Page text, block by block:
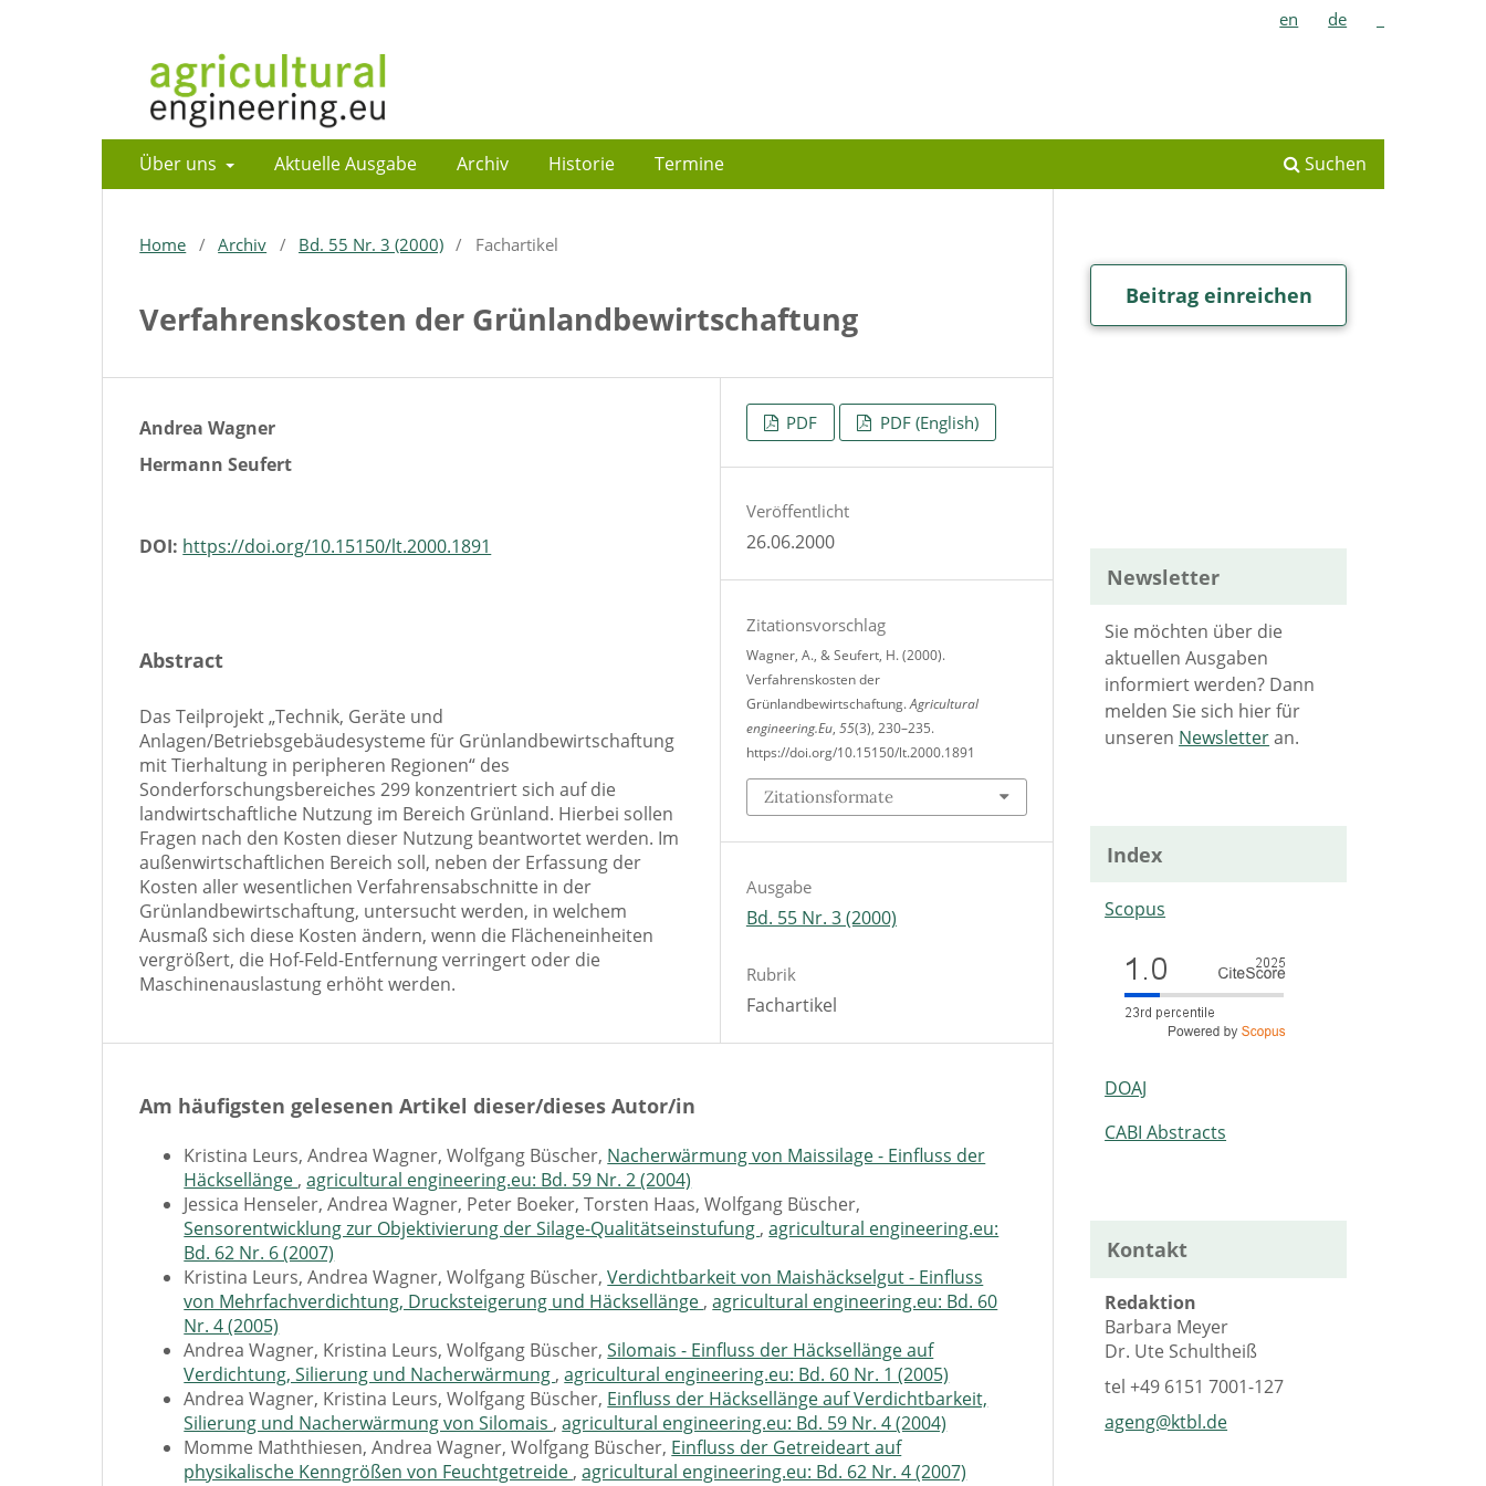
Über uns Aktuelle Ausgabe Archiv Historie Termine Suchen
en de
Home / Archiv / Bd. 55 Nr. 3 (2000) / Fachartikel
Verfahrenskosten der Grünlandbewirtschaftung
Andrea Wagner
Hermann Seufert
DOI: https://doi.org/10.15150/lt.2000.1891
Abstract
Das Teilprojekt „Technik, Geräte und
Anlagen/Betriebsgebäudesysteme für Grünlandbewirtschaftung
mit Tierhaltung in peripheren Regionen“ des
Sonderforschungsbereiches 299 konzentriert sich auf die
landwirtschaftliche Nutzung im Bereich Grünland. Hierbei sollen
Fragen nach den Kosten dieser Nutzung beantwortet werden. Im
außenwirtschaftlichen Bereich soll, neben der Erfassung der
Kosten aller wesentlichen Verfahrensabschnitte in der
Grünlandbewirtschaftung, untersucht werden, in welchem
Ausmaß sich diese Kosten ändern, wenn die Flächeneinheiten
vergrößert, die Hof-Feld-Entfernung verringert oder die
Maschinenauslastung erhöht werden.
PDF PDF (English)
Veröffentlicht
26.06.2000
Zitationsvorschlag
Wagner, A., & Seufert, H. (2000).
Verfahrenskosten der
Grünlandbewirtschaftung.Agricultural
engineering.Eu, 55(3), 230–235.
https://doi.org/10.15150/lt.2000.1891
Zitationsformate
Ausgabe
Bd. 55 Nr. 3 (2000)
Rubrik
Fachartikel
Am häufigsten gelesenen Artikel dieser/dieses Autor/in
Kristina Leurs, Andrea Wagner, Wolfgang Büscher, Nacherwärmung von Maissilage - Einfluss der
Häcksellänge ,agricultural engineering.eu: Bd. 59 Nr. 2 (2004)
Jessica Henseler, Andrea Wagner, Peter Boeker, Torsten Haas, Wolfgang Büscher,
Sensorentwicklung zur Objektivierung der Silage-Qualitätseinstufung ,agricultural engineering.eu:
Bd. 62 Nr. 6 (2007)
Kristina Leurs, Andrea Wagner, Wolfgang Büscher,Verdichtbarkeit von Maishäckselgut - Einfluss
von Mehrfachverdichtung, Drucksteigerung und Häcksellänge ,agricultural engineering.eu: Bd. 60
Nr. 4 (2005)
Andrea Wagner, Kristina Leurs, Wolfgang Büscher,Silomais - Einfluss der Häcksellänge auf
Verdichtung, Silierung und Nacherwärmung ,agricultural engineering.eu: Bd. 60 Nr. 1 (2005)
Andrea Wagner, Kristina Leurs, Wolfgang Büscher, Einfluss der Häcksellänge auf Verdichtbarkeit,
Silierung und Nacherwärmung von Silomais ,agricultural engineering.eu: Bd. 59 Nr. 4 (2004)
Momme Maththiesen, Andrea Wagner, Wolfgang Büscher, Einfluss der Getreideart auf
physikalische Kenngrößen von Feuchtgetreide ,agricultural engineering.eu: Bd. 62 Nr. 4 (2007)
Beitrag einreichen
Newsletter
Sie möchten über die
aktuellen Ausgaben
informiert werden? Dann
melden Sie sich hier für
unseren Newsletteran.
Index
Scopus
DOAJ
CABI Abstracts
Kontakt
Redaktion
Barbara Meyer
Dr. Ute Schultheiß
tel+49 6151 7001-127
ageng@ktbl.de